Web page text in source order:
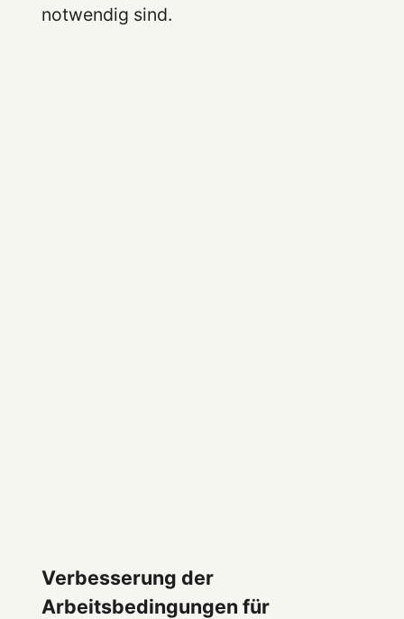
notwendig sind.
Verbesserung der
Arbeitsbedingungen für